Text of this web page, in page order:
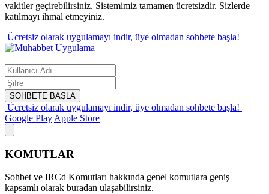
vakitler geçirebilirsiniz. Sistemimiz tamamen ücretsizdir. Sizlerde
katılmayı ihmal etmeyiniz.
Ücretsiz olarak uygulamayı indir, üye olmadan sohbete başla!
SOHBETE BAŞLA
Ücretsiz olarak uygulamayı indir, üye olmadan sohbete başla!
Google Play Apple Store
KOMUTLAR
Sohbet ve IRCd Komutları hakkında genel komutlara geniş
kapsamlı olarak buradan ulaşabilirsiniz.